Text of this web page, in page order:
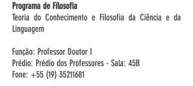
Programa de Filosofia
Teoria do Conhecimento e Filosofia da Ciência e da
Linguagem
Função: Professor Doutor I
Prédio: Prédio dos Professores - Sala: 45B
Fone: +55 (19) 35211681